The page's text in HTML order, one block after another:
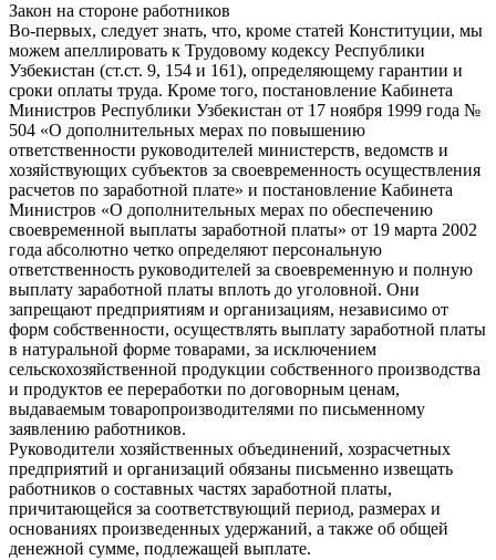
Закон на стороне работников
Во-первых, следует знать, что, кроме статей Конституции, мы
можем апеллировать к Трудовому кодексу Республики
Узбекистан (ст.ст. 9, 154 и 161), определяющему гарантии и
сроки оплаты труда. Кроме того, постановление Кабинета
Министров Республики Узбекистан от 17 ноября 1999 года №
504 «О дополнительных мерах по повышению
ответственности руководителей министерств, ведомств и
хозяйствующих субъектов за своевременность осуществления
расчетов по заработной плате» и постановление Кабинета
Министров «О дополнительных мерах по обеспечению
своевременной выплаты заработной платы» от 19 марта 2002
года абсолютно четко определяют персональную
ответственность руководителей за своевременную и полную
выплату заработной платы вплоть до уголовной. Они
запрещают предприятиям и организациям, независимо от
форм собственности, осуществлять выплату заработной платы
в натуральной форме товарами, за исключением
сельскохозяйственной продукции собственного производства
и продуктов ее переработки по договорным ценам,
выдаваемым товаропроизводителями по письменному
заявлению работников.
Руководители хозяйственных объединений, хозрасчетных
предприятий и организаций обязаны письменно извещать
работников о составных частях заработной платы,
причитающейся за соответствующий период, размерах и
основаниях произведенных удержаний, а также об общей
денежной сумме, подлежащей выплате.